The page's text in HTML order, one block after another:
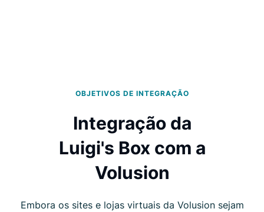
OBJETIVOS DE INTEGRAÇÃO
Integração da
Luigi's Box com a
Volusion
Embora os sites e lojas virtuais da Volusion sejam